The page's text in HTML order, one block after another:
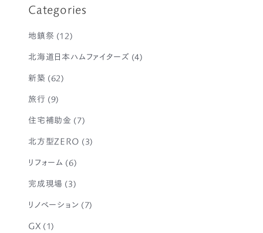
Categories
地鎮祭 (12)
北海道日本ハムファイターズ (4)
新築 (62)
旅行 (9)
住宅補助金 (7)
北方型ZERO (3)
リフォーム (6)
完成現場 (3)
リノベーション (7)
GX (1)